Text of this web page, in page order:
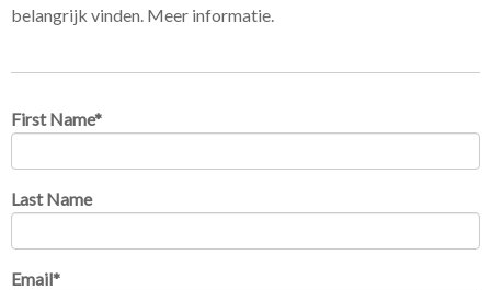
belangrijk vinden. Meer informatie.
First Name*
Last Name
Email*